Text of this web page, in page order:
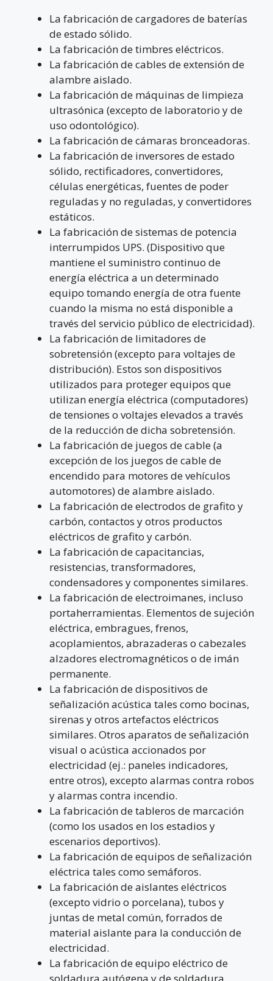
La fabricación de cargadores de baterías
de estado sólido.
La fabricación de timbres eléctricos.
La fabricación de cables de extensión de
alambre aislado.
La fabricación de máquinas de limpieza
ultrasónica (excepto de laboratorio y de
uso odontológico).
La fabricación de cámaras bronceadoras.
La fabricación de inversores de estado
sólido, rectificadores, convertidores,
células energéticas, fuentes de poder
reguladas y no reguladas, y convertidores
estáticos.
La fabricación de sistemas de potencia
interrumpidos UPS. (Dispositivo que
mantiene el suministro continuo de
energía eléctrica a un determinado
equipo tomando energía de otra fuente
cuando la misma no está disponible a
través del servicio público de electricidad).
La fabricación de limitadores de
sobretensión (excepto para voltajes de
distribución). Estos son dispositivos
utilizados para proteger equipos que
utilizan energía eléctrica (computadores)
de tensiones o voltajes elevados a través
de la reducción de dicha sobretensión.
La fabricación de juegos de cable (a
excepción de los juegos de cable de
encendido para motores de vehículos
automotores) de alambre aislado.
La fabricación de electrodos de grafito y
carbón, contactos y otros productos
eléctricos de grafito y carbón.
La fabricación de capacitancias,
resistencias, transformadores,
condensadores y componentes similares.
La fabricación de electroimanes, incluso
portaherramientas. Elementos de sujeción
eléctrica, embragues, frenos,
acoplamientos, abrazaderas o cabezales
alzadores electromagnéticos o de imán
permanente.
La fabricación de dispositivos de
señalización acústica tales como bocinas,
sirenas y otros artefactos eléctricos
similares. Otros aparatos de señalización
visual o acústica accionados por
electricidad (ej.: paneles indicadores,
entre otros), excepto alarmas contra robos
y alarmas contra incendio.
La fabricación de tableros de marcación
(como los usados en los estadios y
escenarios deportivos).
La fabricación de equipos de señalización
eléctrica tales como semáforos.
La fabricación de aislantes eléctricos
(excepto vidrio o porcelana), tubos y
juntas de metal común, forrados de
material aislante para la conducción de
electricidad.
La fabricación de equipo eléctrico de